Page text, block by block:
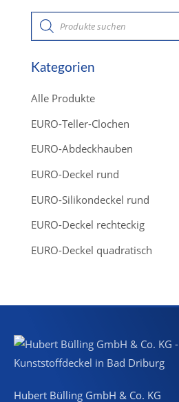
P
o
d
c
t
s
e
r
c
h
Kategorien
Alle Produkte
EURO-Teller-Clochen
EURO-Abdeckhauben
EURO-Deckel rund
EURO-Silikondeckel rund
EURO-Deckel rechteckig
EURO-Deckel quadratisch
Hubert Bülling GmbH & Co. KG